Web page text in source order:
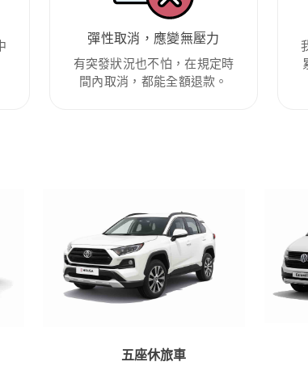
彈性取消，應變無壓力
有突發狀況也不怕，在規定時
間內取消，都能全額退款。
五座休旅車